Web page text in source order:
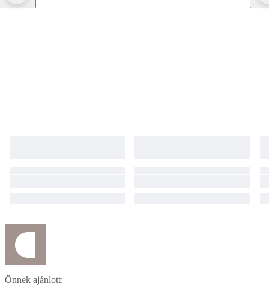
Önnek ajánlott: